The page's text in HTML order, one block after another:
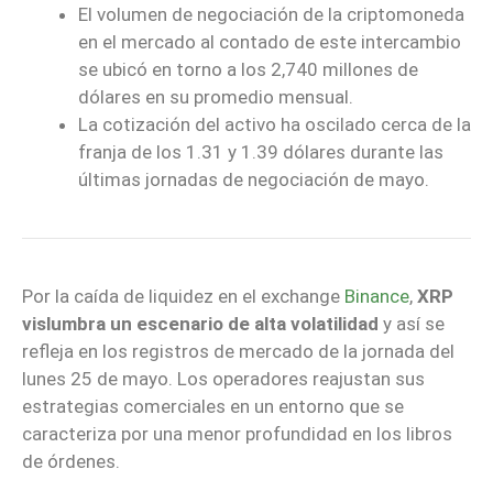
El volumen de negociación de la criptomoneda
en el mercado al contado de este intercambio
se ubicó en torno a los 2,740 millones de
dólares en su promedio mensual.
La cotización del activo ha oscilado cerca de la
franja de los 1.31 y 1.39 dólares durante las
últimas jornadas de negociación de mayo.
Por la caída de liquidez en el exchange Binance, XRP
vislumbra un escenario de alta volatilidad y así se
refleja en los registros de mercado de la jornada del
lunes 25 de mayo. Los operadores reajustan sus
estrategias comerciales en un entorno que se
caracteriza por una menor profundidad en los libros
de órdenes.